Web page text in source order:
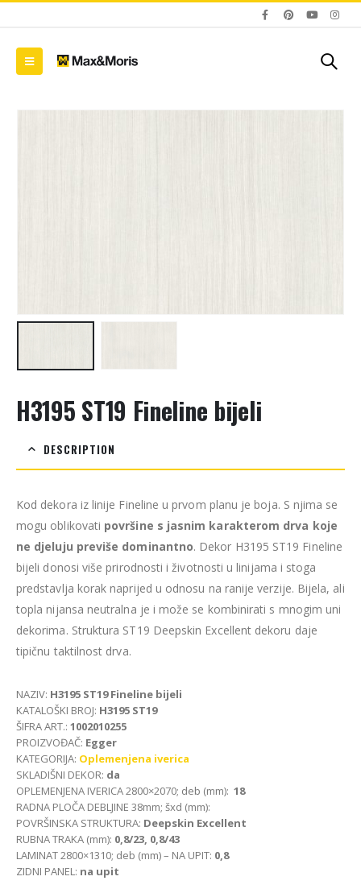
H3195 ST19 Fineline bijeli
DESCRIPTION
Kod dekora iz linije Fineline u prvom planu je boja. S njima se
mogu oblikovati površine s jasnim karakterom drva koje
ne djeluju previše dominantno. Dekor H3195 ST19 Fineline
bijeli donosi više prirodnosti i životnosti u linijama i stoga
predstavlja korak naprijed u odnosu na ranije verzije. Bijela, ali
topla nijansa neutralna je i može se kombinirati s mnogim uni
dekorima. Struktura ST19 Deepskin Excellent dekoru daje
tipičnu taktilnost drva.
NAZIV: H3195 ST19 Fineline bijeli
KATALOŠKI BROJ: H3195 ST19
ŠIFRA ART.: 1002010255
PROIZVOĐAČ: Egger
KATEGORIJA: Oplemenjena iverica
SKLADIŠNI DEKOR: da
OPLEMENJENA IVERICA 2800×2070; deb (mm): 18
RADNA PLOČA DEBLJINE 38mm; šxd (mm):
POVRŠINSKA STRUKTURA: Deepskin Excellent
RUBNA TRAKA (mm): 0,8/23, 0,8/43
LAMINAT 2800×1310; deb (mm) – NA UPIT: 0,8
ZIDNI PANEL: na upit